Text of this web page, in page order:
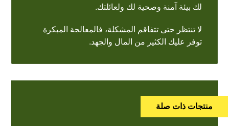
لك بيئة آمنة وصحية لك ولعائلتك.
لا تنتظر حتى تتفاقم المشكلة، فالمعالجة المبكرة
توفر عليك الكثير من المال والجهد.
منتجات ذات صلة